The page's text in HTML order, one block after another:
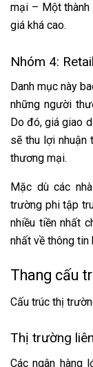
mại – Một
giá khá cao.
Nhóm 4:
Danh mục này
những người
Do đó, giá giao
sẽ thu lợi nhuận
thương mại.
Mặc dù các
trường phi tập
nhiều tiền nhất
nhất về thông tin
Thang cấu
Cấu trúc thị
Thị trường
Các ngân hàng